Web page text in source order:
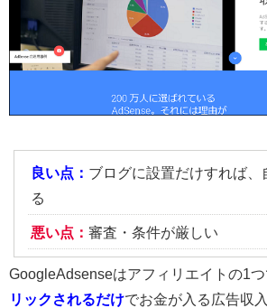
良い点： ブログに設置だけすれば、
る
悪い点： 審査・条件が厳しい
GoogleAdsenseはアフィリエイトの1
リックされるだけでお金が入る広告収入